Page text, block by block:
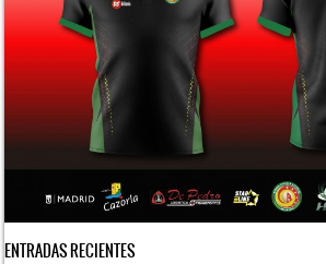
ENTRADAS RECIENTES